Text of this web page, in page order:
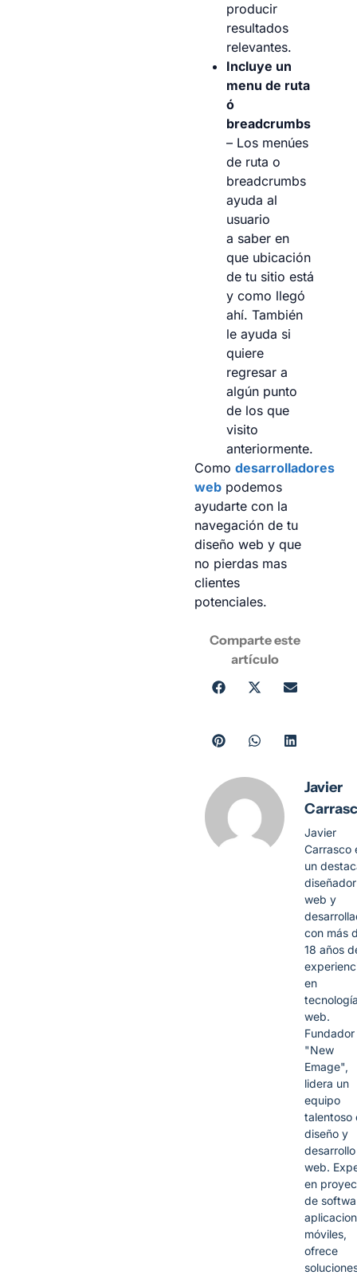
producir
resultados
relevantes.
Incluye un
menu de ruta
ó
breadcrumbs
– Los menúes
de ruta o
breadcrumbs
ayuda al
usuario
a saber en
que ubicación
de tu sitio está
y como llegó
ahí. También
le ayuda si
quiere
regresar a
algún punto
de los que
visito
anteriormente.
Como desarrolladores
web podemos
ayudarte con la
navegación de tu
diseño web y que
no pierdas mas
clientes
potenciales.
Comparte este
artículo
Javier
Javier
Carrasco
un
diseñador
web y
con más
18 años
en
web.
"New
Emage",
lidera un
equipo
talentoso
diseño y
desarrollo
web.
en
de
móviles,
ofrece